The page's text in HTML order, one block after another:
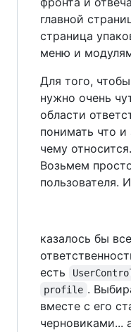
главной
страница
меню и
Для того,
нужно очень
области
понимать что и
чему
Возьмем
пользователя.
казалось бы
есть
profile .
вместе с его
черновиками...